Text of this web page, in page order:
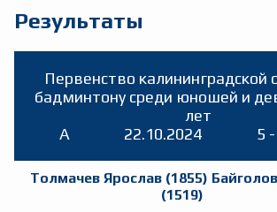
Результаты
Первенство калининградской
бадминтону среди юношей и
лет
A
22.10.2024 5
Толмачев Ярослав (1855)
(1519)